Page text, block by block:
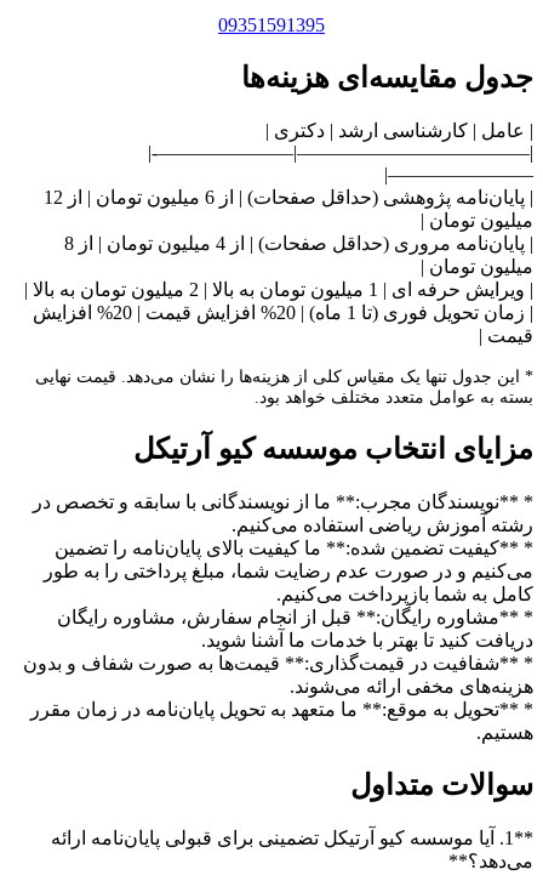
09351591395
جدول مقایسه‌ای هزینه‌ها
| عامل | کارشناسی ارشد | دکتری |
|————————————|———————-|
———————–|
| پایان‌نامه پژوهشی (حداقل صفحات) | از 6 میلیون تومان | از 12
میلیون تومان |
| پایان‌نامه مروری (حداقل صفحات) | از 4 میلیون تومان | از 8
میلیون تومان |
| ویرایش حرفه ای | 1 میلیون تومان به بالا | 2 میلیون تومان به بالا |
| زمان تحویل فوری (تا 1 ماه) | 20% افزایش قیمت | 20% افزایش
قیمت |
* این جدول تنها یک مقیاس کلی از هزینه‌ها را نشان می‌دهد. قیمت نهایی
بسته به عوامل متعدد مختلف خواهد بود.
مزایای انتخاب موسسه کیو آرتیکل
* **نویسندگان مجرب:** ما از نویسندگانی با سابقه و تخصص در
رشته آموزش ریاضی استفاده می‌کنیم.
* **کیفیت تضمین شده:** ما کیفیت بالای پایان‌نامه را تضمین
می‌کنیم و در صورت عدم رضایت شما، مبلغ پرداختی را به طور
کامل به شما بازپرداخت می‌کنیم.
* **مشاوره رایگان:** قبل از انجام سفارش، مشاوره رایگان
دریافت کنید تا بهتر با خدمات ما آشنا شوید.
* **شفافیت در قیمت‌گذاری:** قیمت‌ها به صورت شفاف و بدون
هزینه‌های مخفی ارائه می‌شوند.
* **تحویل به موقع:** ما متعهد به تحویل پایان‌نامه در زمان مقرر
هستیم.
سوالات متداول
**1. آیا موسسه کیو آرتیکل تضمینی برای قبولی پایان‌نامه ارائه
می‌دهد؟**